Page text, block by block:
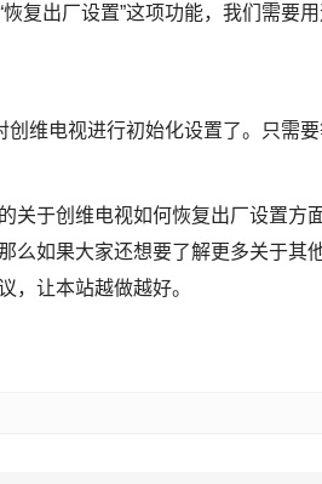
复出厂设置”这项功能，我们需要
创维电视进行初始化设置了。只需
关于创维电视如何恢复出厂设置方
么如果大家还想要了解更多关于其
，让本站越做越好。